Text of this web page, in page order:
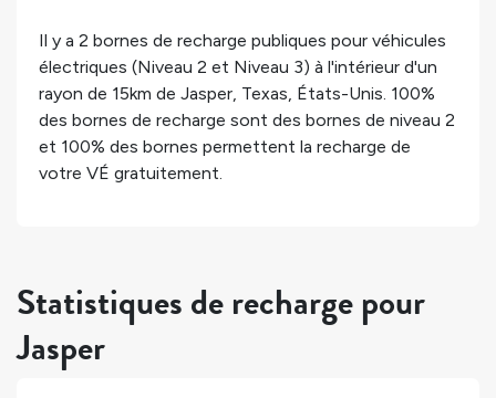
Il y a 2 bornes de recharge publiques pour véhicules
électriques (Niveau 2 et Niveau 3) à l'intérieur d'un
rayon de 15km de Jasper, Texas, États-Unis. 100%
des bornes de recharge sont des bornes de niveau 2
et 100% des bornes permettent la recharge de
votre VÉ gratuitement.
Statistiques de recharge pour
Jasper